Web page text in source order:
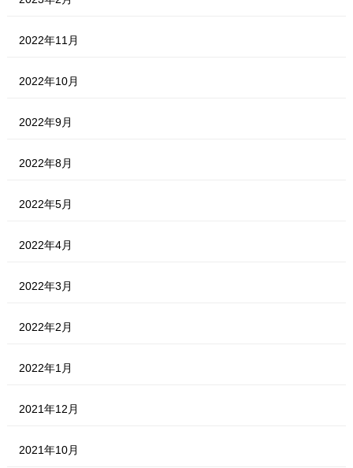
2022年11月
2022年10月
2022年9月
2022年8月
2022年5月
2022年4月
2022年3月
2022年2月
2022年1月
2021年12月
2021年10月